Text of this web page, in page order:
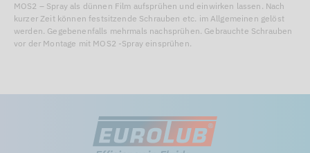
MOS2 – Spray als dünnen Film aufsprühen und einwirken lassen. Nach
kurzer Zeit können festsitzende Schrauben etc. im Allgemeinen gelöst
werden. Gegebenenfalls mehrmals nachsprühen. Gebrauchte Schrauben
vor der Montage mit MOS2 -Spray einsprühen.